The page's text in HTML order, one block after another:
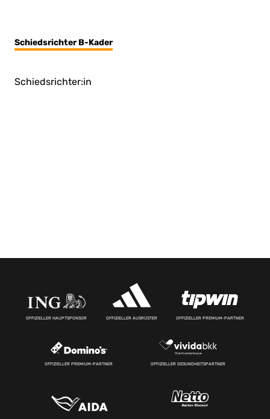
Schiedsrichter B-Kader
Schiedsrichter:in
OFFIZIELLER HAUPTSPONSOR OFFIZIELLER AUSRÜSTER OFFIZIELLER PREMIUM-PARTNER
OFFIZIELLER PREMIUM-PARTNER OFFIZIELLER GESUNDHEITSPARTNER